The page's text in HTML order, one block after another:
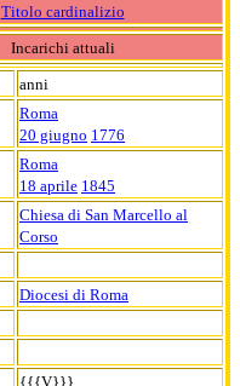
Titolo cardinalizio
Incarichi attuali
anni
Roma
20 giugno 1776
Roma
18 aprile 1845
Chiesa di San Marcello al
Corso
Diocesi di Roma
{{{V}}}